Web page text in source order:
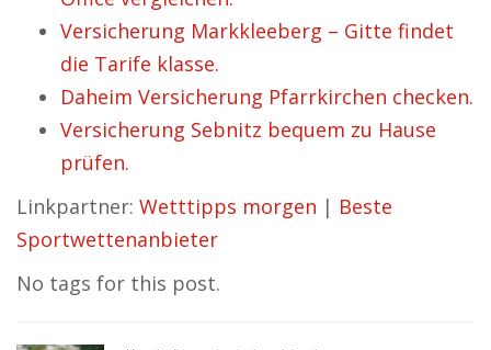
Versicherung Markkleeberg – Gitte findet
die Tarife klasse.
Daheim Versicherung Pfarrkirchen checken.
Versicherung Sebnitz bequem zu Hause
prüfen.
Linkpartner: Wetttipps morgen | Beste
Sportwettenanbieter
No tags for this post.